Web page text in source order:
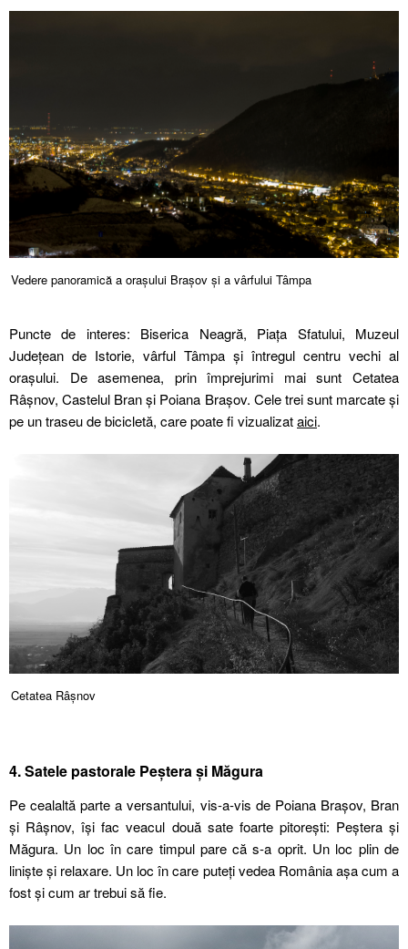
Vedere panoramică a orașului Brașov și a vârfului Tâmpa
Puncte de interes: Biserica Neagră, Piața Sfatului, Muzeul
Județean de Istorie, vârful Tâmpa și întregul centru vechi al
orașului. De asemenea, prin împrejurimi mai sunt Cetatea
Râșnov, Castelul Bran și Poiana Brașov. Cele trei sunt marcate și
pe un traseu de bicicletă, care poate fi vizualizataici.
Cetatea Râșnov
4. Satele pastorale Peștera și Măgura
Pe cealaltă parte a versantului, vis-a-vis de Poiana Brașov, Bran
și Râșnov, își fac veacul două sate foarte pitorești: Peștera și
Măgura. Un loc în care timpul pare că s-a oprit. Un loc plin de
liniște și relaxare. Un loc în care puteți vedea România așa cum a
fost și cum ar trebui să fie.